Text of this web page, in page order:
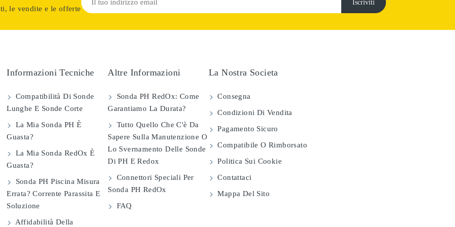
le vendite e le offerte
Informazioni Tecniche
Compatibilità Di Sonde
Lunghe E Sonde Corte
La Mia Sonda PH È
Guasta?
La Mia Sonda RedOx È
Guasta?
Sonda PH Piscina Misura
Errata? Corrente Parassita E
Soluzione
Affidabilità Della
Altre Informazioni
Sonda PH RedOx: Come
Garantiamo La Durata?
Tutto Quello Che C'è Da
Sapere Sulla Manutenzione O
Lo Svernamento Delle Sonde
Di PH E Redox
Connettori Speciali Per
Sonda PH RedOx
FAQ
La Nostra Societa
Consegna
Condizioni Di Vendita
Pagamento Sicuro
Compatibile O Rimborsato
Politica Sui Cookie
Contattaci
Mappa Del Sito